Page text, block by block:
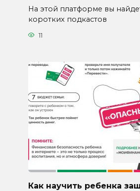
На этой платформе вы
коротких подкастов
11
Как научить ребенка